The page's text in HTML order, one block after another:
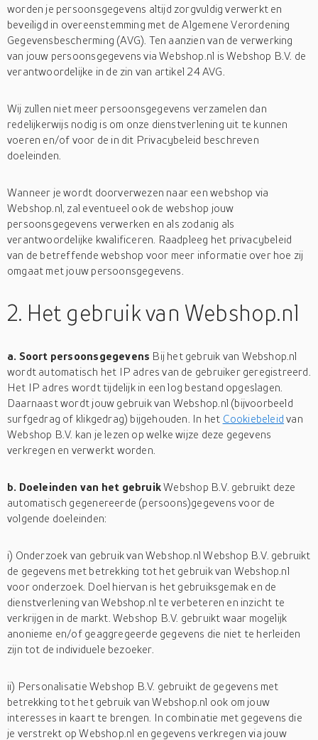
worden je persoonsgegevens altijd zorgvuldig verwerkt en
beveiligd in overeenstemming met de Algemene Verordening
Gegevensbescherming (AVG). Ten aanzien van de verwerking
van jouw persoonsgegevens via Webshop.nl is Webshop B.V. de
verantwoordelijke in de zin van artikel 24 AVG.
Wij zullen niet meer persoonsgegevens verzamelen dan
redelijkerwijs nodig is om onze dienstverlening uit te kunnen
voeren en/of voor de in dit Privacybeleid beschreven
doeleinden.
Wanneer je wordt doorverwezen naar een webshop via
Webshop.nl, zal eventueel ook de webshop jouw
persoonsgegevens verwerken en als zodanig als
verantwoordelijke kwalificeren. Raadpleeg het privacybeleid
van de betreffende webshop voor meer informatie over hoe zij
omgaat met jouw persoonsgegevens.
2. Het gebruik van Webshop.nl
a. Soort persoonsgegevens Bij het gebruik van Webshop.nl
wordt automatisch het IP adres van de gebruiker geregistreerd.
Het IP adres wordt tijdelijk in een log bestand opgeslagen.
Daarnaast wordt jouw gebruik van Webshop.nl (bijvoorbeeld
surfgedrag of klikgedrag) bijgehouden. In het Cookiebeleid van
Webshop B.V. kan je lezen op welke wijze deze gegevens
verkregen en verwerkt worden.
b. Doeleinden van het gebruikWebshop B.V. gebruikt deze
automatisch gegenereerde (persoons)gegevens voor de
volgende doeleinden:
i) Onderzoek van gebruik van Webshop.nl Webshop B.V. gebruikt
de gegevens met betrekking tot het gebruik van Webshop.nl
voor onderzoek. Doel hiervan is het gebruiksgemak en de
dienstverlening van Webshop.nl te verbeteren en inzicht te
verkrijgen in de markt. Webshop B.V. gebruikt waar mogelijk
anonieme en/of geaggregeerde gegevens die niet te herleiden
zijn tot de individuele bezoeker.
ii) Personalisatie Webshop B.V. gebruikt de gegevens met
betrekking tot het gebruik van Webshop.nl ook om jouw
interesses in kaart te brengen. In combinatie met gegevens die
je verstrekt op Webshop.nl en gegevens verkregen via jouw